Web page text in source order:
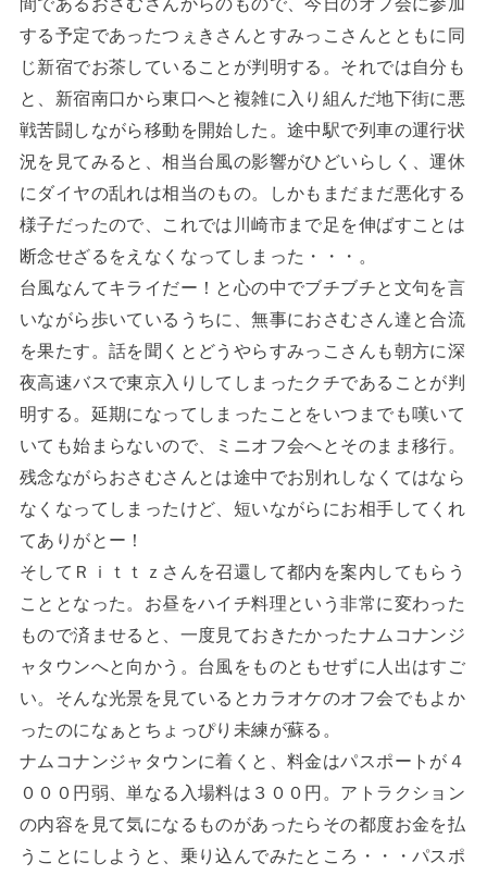
する予定であったつぇきさんとすみっこさんとともに同
じ新宿でお茶していることが判明する。それでは自分も
と、新宿南口から東口へと複雑に入り組んだ地下街に悪
戦苦闘しながら移動を開始した。途中駅で列車の運行状
況を見てみると、相当台風の影響がひどいらしく、運休
にダイヤの乱れは相当のもの。しかもまだまだ悪化する
様子だったので、これでは川崎市まで足を伸ばすことは
断念せざるをえなくなってしまった・・・。
台風なんてキライだー！と心の中でブチブチと文句を言
いながら歩いているうちに、無事におさむさん達と合流
を果たす。話を聞くとどうやらすみっこさんも朝方に深
夜高速バスで東京入りしてしまったクチであることが判
明する。延期になってしまったことをいつまでも嘆いて
いても始まらないので、ミニオフ会へとそのまま移行。
残念ながらおさむさんとは途中でお別れしなくてはなら
なくなってしまったけど、短いながらにお相手してくれ
てありがとー！
そしてＲｉｔｔｚさんを召還して都内を案内してもらう
こととなった。お昼をハイチ料理という非常に変わった
もので済ませると、一度見ておきたかったナムコナンジ
ャタウンへと向かう。台風をものともせずに人出はすご
い。そんな光景を見ているとカラオケのオフ会でもよか
ったのになぁとちょっぴり未練が蘇る。
ナムコナンジャタウンに着くと、料金はパスポートが４
０００円弱、単なる入場料は３００円。アトラクション
の内容を見て気になるものがあったらその都度お金を払
うことにしようと、乗り込んでみたところ・・・パスポ